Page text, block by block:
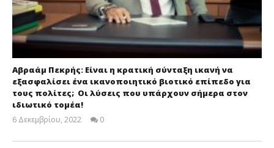
Αβραάμ Πεκρής: Είναι η κρατική σύνταξη ικανή να
εξασφαλίσει ένα ικανοποιητικό βιοτικό επίπεδο για
τους πολίτες; Οι λύσεις που υπάρχουν σήμερα στον
ιδιωτικό τομέα!
6 Δεκεμβρίου, 2022
Insurance
0